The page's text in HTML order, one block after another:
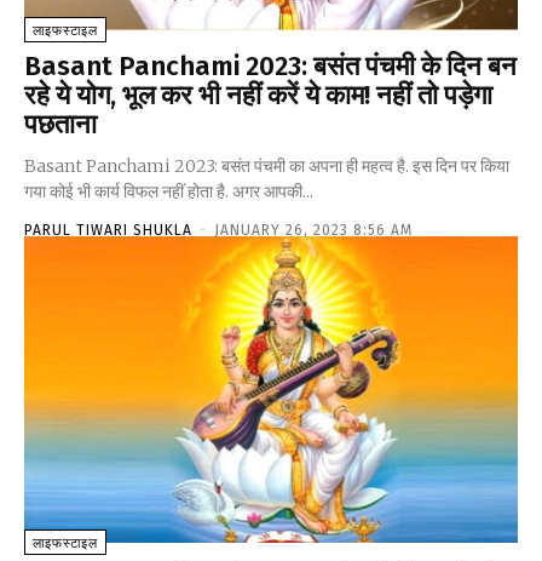
लाइफस्टाइल
Basant Panchami 2023: बसंत पंचमी के दिन बन
रहे ये योग, भूल कर भी नहीं करें ये काम! नहीं तो पड़ेगा
पछताना
Basant Panchami 2023: बसंत पंचमी का अपना ही महत्व है. इस दिन पर किया
गया कोई भी कार्य विफल नहीं होता है. अगर आपकी...
PARUL TIWARI SHUKLA - JANUARY 26, 2023 8:56 AM
लाइफस्टाइल